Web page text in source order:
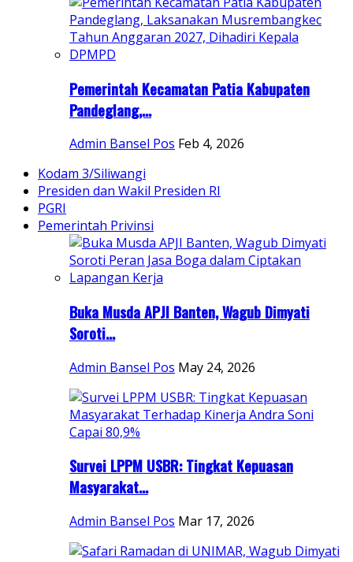
Pemerintah Kecamatan Patia Kabupaten
Pandeglang,...
Admin Bansel Pos Feb 4, 2026
Kodam 3/Siliwangi
Presiden dan Wakil Presiden RI
PGRI
Pemerintah Privinsi
Buka Musda APJI Banten, Wagub Dimyati
Soroti...
Admin Bansel Pos May 24, 2026
Survei LPPM USBR: Tingkat Kepuasan
Masyarakat...
Admin Bansel Pos Mar 17, 2026